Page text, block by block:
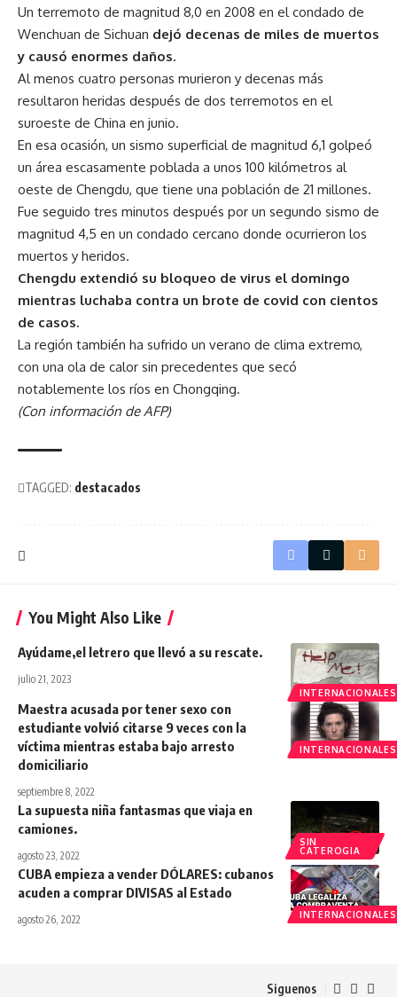
Un terremoto de magnitud 8,0 en 2008 en el condado de
Wenchuan de Sichuan dejó decenas de miles de muertos
y causó enormes daños.
Al menos cuatro personas murieron y decenas más
resultaron heridas después de dos terremotos en el
suroeste de China en junio.
En esa ocasión, un sismo superficial de magnitud 6,1 golpeó
un área escasamente poblada a unos 100 kilómetros al
oeste de Chengdu, que tiene una población de 21 millones.
Fue seguido tres minutos después por un segundo sismo de
magnitud 4,5 en un condado cercano donde ocurrieron los
muertos y heridos.
Chengdu extendió su bloqueo de virus el domingo
mientras luchaba contra un brote de covid con cientos
de casos.
La región también ha sufrido un verano de clima extremo,
con una ola de calor sin precedentes que secó
notablemente los ríos en Chongqing.
(Con información de AFP)
TAGGED: destacados
You Might Also Like
INTERNACIONALES
Ayúdame,el letrero que llevó a su rescate.
julio 21, 2023
INTERNACIONALES
Maestra acusada por tener sexo con
estudiante volvió citarse 9 veces con la
víctima mientras estaba bajo arresto
domiciliario
septiembre 8, 2022
SIN
CATEROGIA
La supuesta niña fantasmas que viaja en
camiones.
agosto 23, 2022
INTERNACIONALES
CUBA empieza a vender DÓLARES: cubanos
acuden a comprar DIVISAS al Estado
agosto 26, 2022
Siguenos